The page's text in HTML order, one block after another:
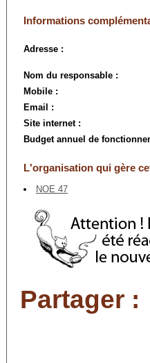
Informations
Adresse :
Nom du responsable :
Mobile :
Email :
Site internet :
Budget annuel de
L'organisation qui gère
NOE 47
Partager :